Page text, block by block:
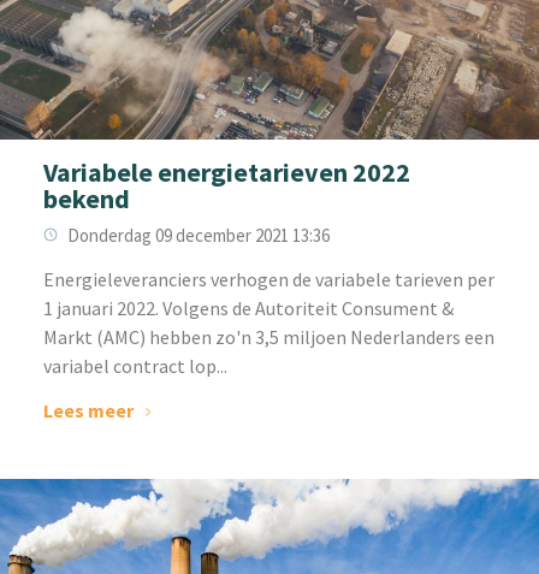
Variabele energietarieven 2022
bekend
Donderdag 09 december 2021 13:36
‌Energieleveranciers verhogen de variabele tarieven per
1 januari 2022. Volgens de Autoriteit Consument &
Markt (AMC) hebben zo'n 3,5 miljoen Nederlanders een
variabel contract lop...
Lees meer